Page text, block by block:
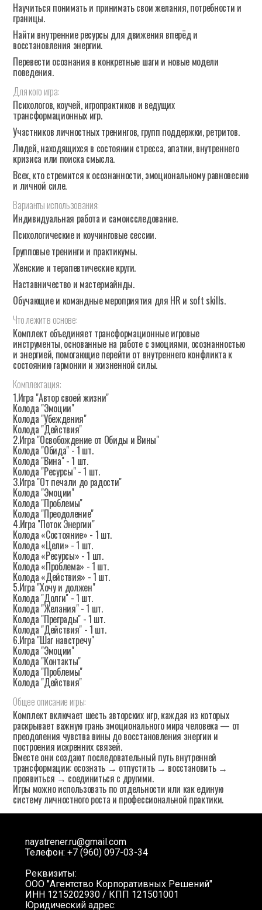
Научиться понимать и принимать свои желания, потребности и
границы.
Найти внутренние ресурсы для движения вперёд и
восстановления энергии.
Перевести осознания в конкретные шаги и новые модели
поведения.
Длякого игра:
Психологов, коучей, игропрактиков и ведущих
трансформационных игр.
Участников личностных тренингов, групп поддержки, ретритов.
Людей, находящихся в состоянии стресса, апатии, внутреннего
кризиса или поиска смысла.
Всех, кто стремится к осознанности, эмоциональному равновесию
и личной силе.
Варианты использования:
Индивидуальная работа и самоисследование.
Психологические и коучинговые сессии.
Групповые тренинги и практикумы.
Женские и терапевтические круги.
Наставничество и мастермайнды.
Обучающие и командные мероприятия для HR и soft skills.
Чтолежитв основе:
Комплект объединяет трансформационные игровые
инструменты, основанные на работе с эмоциями, осознанностью
и энергией, помогающие перейти от внутреннего конфликта к
состоянию гармонии и жизненной силы.
Комплектация:
1.Игра "Автор своей жизни"
Колода "Эмоции"
Колода "Убеждения"
Колода "Действия"
2.Игра "Освобождение от Обиды и Вины"
Колода "Обида" - 1 шт.
Колода "Вина" - 1 шт.
Колода "Ресурсы" - 1 шт.
3.Игра "От печали до радости"
Колода "Эмоции"
Колода "Проблемы"
Колода "Преодоление"
4.Игра "Поток Энергии"
Колода «Состояние» - 1 шт.
Колода «Цели» - 1 шт.
Колода «Ресурсы» - 1 шт.
Колода «Проблема» - 1 шт.
Колода «Действия» - 1 шт.
5.Игра "Хочу и должен"
Колода "Долги" - 1 шт.
Колода "Желания" - 1 шт.
Колода "Преграды" - 1 шт.
Колода "Действия" - 1 шт.
6.Игра "Шаг навстречу"
Колода "Эмоции"
Колода "Контакты"
Колода "Проблемы"
Колода "Действия"
Общее описание игры:
Комплект включает шесть авторских игр, каждая из которых
раскрывает важную грань эмоционального мира человека — от
преодоления чувства вины до восстановления энергии и
построения искренних связей.
Вместе они создают последовательный путь внутренней
трансформации: осознать → отпустить → восстановить →
проявиться → соединиться с другими.
Игры можно использовать по отдельности или как единую
систему личностного роста и профессиональной практики.
nayatrener.ru@gmail.com
Телефон: +7 (960) 097-03-34
Реквизиты:
ООО "Агентство Корпоративных Решений"
ИНН 1215202930 / КПП 121501001
Юридический адрес: